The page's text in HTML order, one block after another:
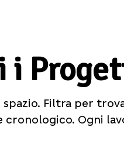
i
Filtra per
Ogni